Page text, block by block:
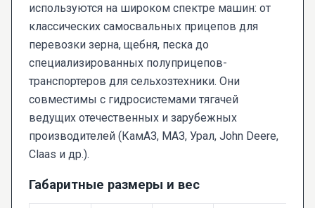
используются на широком спектре машин: от
классических самосвальных прицепов для
перевозки зерна, щебня, песка до
специализированных полуприцепов-
транспортеров для сельхозтехники. Они
совместимы с гидросистемами тягачей
ведущих отечественных и зарубежных
производителей (КамАЗ, МАЗ, Урал, John Deere,
Claas и др.).
Габаритные размеры и вес